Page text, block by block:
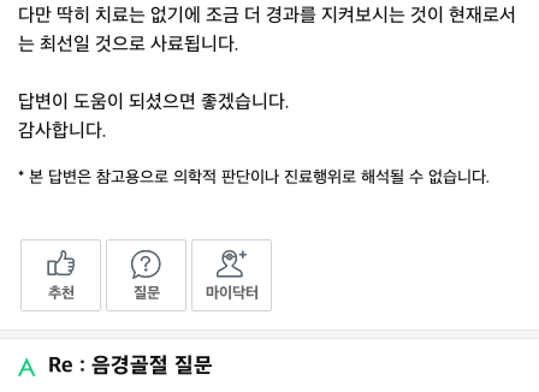
다만 딱히 치료는 없기에 조금 더 경과를 지켜보시는 것이 현재로서
는 최선일 것으로 사료됩니다.
답변이 도움이 되셨으면 좋겠습니다.
감사합니다.
* 본 답변은 참고용으로 의학적 판단이나 진료행위로 해석될 수 없습니다.
추천 질문 마이닥터
Re : 음경골절 질문